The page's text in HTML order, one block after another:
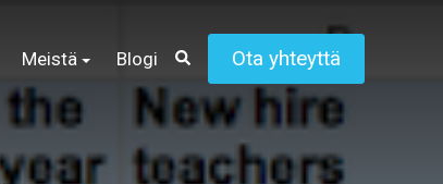
Meistä Blogi Ota yhteyttä